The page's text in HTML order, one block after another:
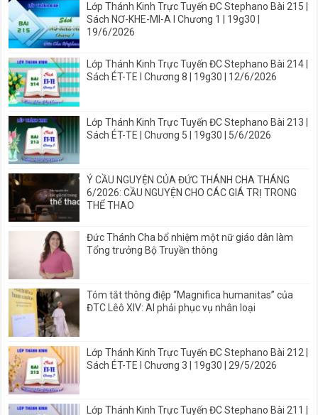
Lớp Thánh Kinh Trực Tuyến ĐC Stephano Bài 215 |
Sách NƠ-KHE-MI-A I Chương 1 | 19g30 |
19/6/2026
Lớp Thánh Kinh Trực Tuyến ĐC Stephano Bài 214 |
Sách ÉT-TE I Chương 8 | 19g30 | 12/6/2026
Lớp Thánh Kinh Trực Tuyến ĐC Stephano Bài 213 |
Sách ÉT-TE | Chương 5 | 19g30 | 5/6/2026
Ý CẦU NGUYỆN CỦA ĐỨC THÁNH CHA THÁNG
6/2026: CẦU NGUYỆN CHO CÁC GIÁ TRỊ TRONG
THỂ THAO
Đức Thánh Cha bổ nhiệm một nữ giáo dân làm
Tổng trưởng Bộ Truyền thông
Tóm tắt thông điệp “Magnifica humanitas” của
ĐTC Lêô XIV: AI phải phục vụ nhân loại
Lớp Thánh Kinh Trực Tuyến ĐC Stephano Bài 212 |
Sách ÉT-TE I Chương 3 | 19g30 | 29/5/2026
Lớp Thánh Kinh Trực Tuyến ĐC Stephano Bài 211 |